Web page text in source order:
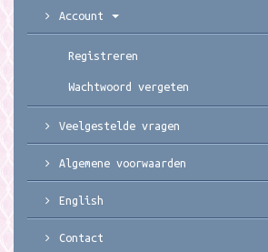
Account
Registreren
Wachtwoord vergeten
Veelgestelde vragen
Algemene voorwaarden
English
Contact